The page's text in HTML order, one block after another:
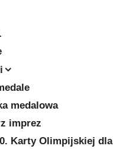
medalowa
imprez
Karty Olimpijskiej dla